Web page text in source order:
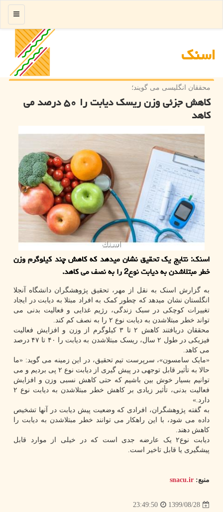
اسنك
منو
محققان انگلیسی می گویند؛
كاهش جزئی وزن ریسك دیابت را ۵۰ درصد می
كاهد
اسنك: نتایج یك تحقیق نشان میدهد كه كاهش چند كیلوگرم وزن
خطر مبتلاشدن به دیابت نوع2 را به نصف می كاهد.
به گزارش اسنک به نقل از مهر، تحقیق پژوهشگران دانشگاه آنجلا
انگلستان نشان میدهد که چطور کمک به افراد مبتلا به دیابت در ایجاد
تغییرات کوچکی در سبک زندگی، رژیم غذایی و فعالیت بدنی می
تواند خطر مبتلاشدن به دیابت نوع ۲ را به نصف کم کند.
محققان دریافتند کاهش ۲ تا ۳ کیلوگرم از وزن و افزایش فعالیت
فیزیکی در طول ۲ سال، ریسک مبتلاشدن به دیابت را ۴۰ تا ۴۷ درصد
می کاهد.
«مایک سامسون»، سرپرست تیم تحقیق، در این زمینه می گوید: «ما
حالا به تأثیر قابل توجهی در پیش گیری از دیابت نوع ۲ پی بردیم و می
توانیم بسیار خوش بین باشیم که حتی کاهش نسبی وزن و افزایش
فعالیت بدنی، تأثیر زیادی بر کاهش خطر مبتلاشدن به دیابت نوع ۲
دارد.»
به گفته پژوهشگران، افرادی که وضعیت پیش دیابت در آنها تشخیص
داده می شود، با این راهکار می توانند خطر مبتلاشدن به دیابت را
کاهش دهند.
دیابت نوع۲ یک عارضه جدی است که در خیلی از موارد قابل
پیشگیری یا قابل تاخیر است.
منبع: snacu.ir
1399/08/28
23:49:50